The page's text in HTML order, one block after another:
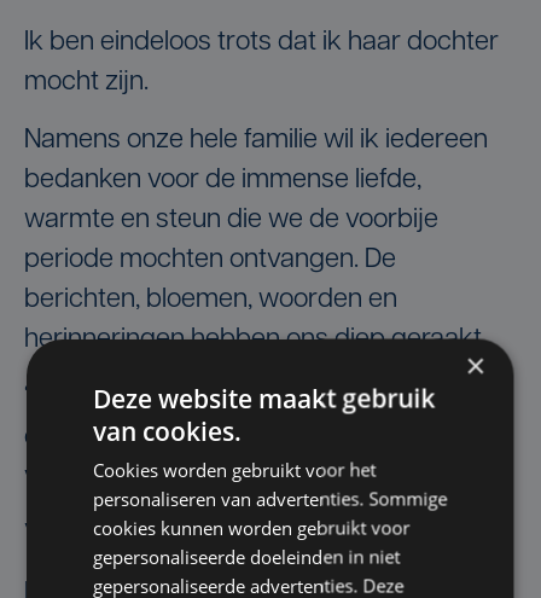
Ik ben eindeloos trots dat ik haar dochter
mocht zijn.
Namens onze hele familie wil ik iedereen
bedanken voor de immense liefde,
warmte en steun die we de voorbije
periode mochten ontvangen. De
berichten, bloemen, woorden en
herinneringen hebben ons diep geraakt.
“Geen berg is hoog genoeg, geen zee is
diep genoeg. Niets houdt me tegen. Ik kan
vliegen zonder vleugels, over alles heen.”
Vlieg nu maar mama.
×
Deze website maakt gebruik
van cookies.
Cookies worden gebruikt voor het
personaliseren van advertenties. Sommige
cookies kunnen worden gebruikt voor
gepersonaliseerde doeleinden in niet
gepersonaliseerde advertenties. Deze